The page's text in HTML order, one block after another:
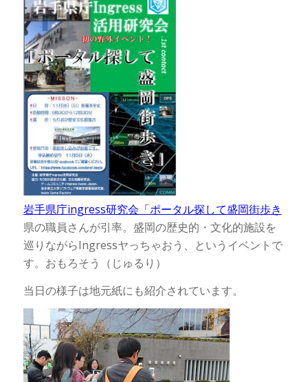
岩手県庁ingress研究会「ポータル探して盛岡街歩き
県の職員さんが引率。盛岡の歴史的・文化的施設を
巡りながらIngressヤっちゃおう、というイベントで
す。おもろそう（じゅるり）
当日の様子は地元紙にも紹介されています。